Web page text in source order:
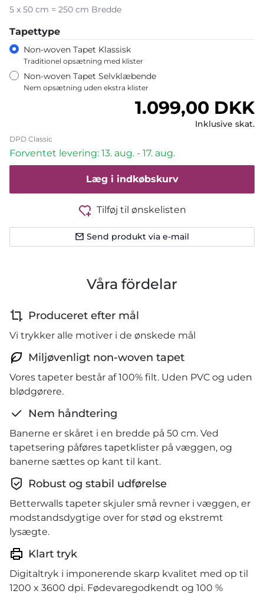
5 x 50 cm = 250 cm Bredde
Tapettype
Non-woven Tapet Klassisk
Traditionel opsætning med klister
Non-woven Tapet Selvklæbende
Nem opsætning uden ekstra klister
Normalpris
1.099,00 DKK
Inklusive skat.
DPD Classic
Forventet levering: 13. aug. - 17. aug.
Læg i indkøbskurv
Tilføj til ønskelisten
Send produkt via e-mail
Våra fördelar
Produceret efter mål
Vi trykker alle motiver i de ønskede mål
Miljøvenligt non-woven tapet
Vores tapeter består af 100% filt. Uden PVC og uden
blødgørere.
Nem håndtering
Banerne er skåret i en bredde på 50 cm. Ved
tapetsering påføres tapetklister på væggen, og
banerne sættes op kant til kant.
Robust og stabil udførelse
Betterwalls tapeter skjuler små revner i væggen, er
modstandsdygtige over for stød og ekstremt
lysægte.
Klart tryk
Digitaltryk i imponerende skarp kvalitet med op til
1200 x 3600 dpi. Fødevaregodkendt og 100 %